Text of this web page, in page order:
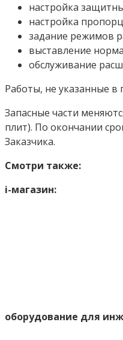
настройка
настройка
задание режимов
выставление
обслуживание
Работы, не указанные в
Запасные части
плит). По окончании
Заказчика.
Смотри также:
i-магазин:
оборудование для